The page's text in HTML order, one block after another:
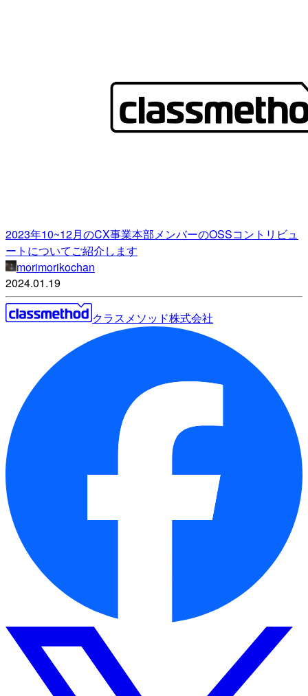
2023年10~12月のCX事業本部メンバーのOSSコントリビュ
ートについてご紹介します
morimorikochan
2024.01.19
クラスメソッド株式会社